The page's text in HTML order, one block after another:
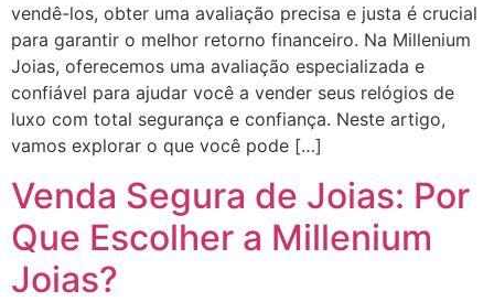
vendê-los, obter uma avaliação precisa e justa é crucial
para garantir o melhor retorno financeiro. Na Millenium
Joias, oferecemos uma avaliação especializada e
confiável para ajudar você a vender seus relógios de
luxo com total segurança e confiança. Neste artigo,
vamos explorar o que você pode […]
Venda Segura de Joias: Por
Que Escolher a Millenium
Joias?